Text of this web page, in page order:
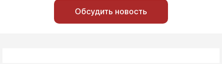
Обсудить новость